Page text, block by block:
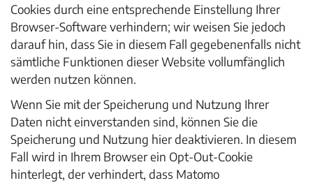
Cookies durch eine entsprechende Einstellung Ihrer
Browser-Software verhindern; wir weisen Sie jedoch
darauf hin, dass Sie in diesem Fall gegebenenfalls nicht
sämtliche Funktionen dieser Website vollumfänglich
werden nutzen können.
Wenn Sie mit der Speicherung und Nutzung Ihrer
Daten nicht einverstanden sind, können Sie die
Speicherung und Nutzung hier deaktivieren. In diesem
Fall wird in Ihrem Browser ein Opt-Out-Cookie
hinterlegt, der verhindert, dass Matomo